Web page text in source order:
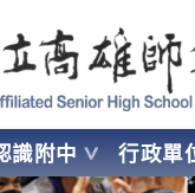
學 Affiliated Senior High
識附中 行政單